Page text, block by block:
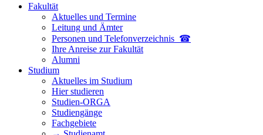
Fakultät
Aktuelles und Termine
Leitung und Ämter
Personen und Telefon­verzeichnis ☎
Ihre Anreise zur Fakultät
Alumni
Studium
Aktuelles im Studium
Hier studieren
Studien-ORGA
Studiengänge
Fachgebiete